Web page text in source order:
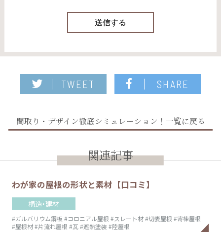
TWEET SHARE
間取り・デザイン徹底シミュレーション！一覧に戻る
関連記事
わが家の屋根の形状と素材【口コミ】
構造・建材
#ガルバリウム鋼板 #コロニアル屋根 #スレート材#切妻屋根 #寄棟屋根
#屋根材#片流れ屋根 #瓦#遮熱塗装 #陸屋根